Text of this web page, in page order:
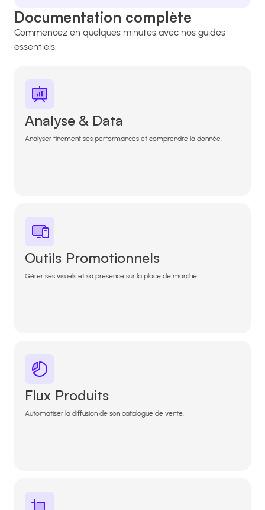
Documentation complète
Commencez en quelques minutes avec nos guides
essentiels.
Analyse & Data
Analyser finement ses performances et comprendre la donnée.
Outils Promotionnels
Gérer ses visuels et sa présence sur la place de marché.
Flux Produits
Automatiser la diffusion de son catalogue de vente.